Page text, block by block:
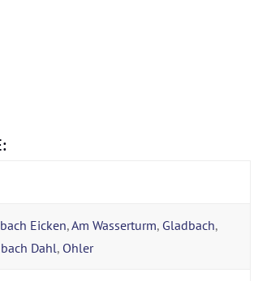
Eicken,Am Wasserturm, Gladbach,
Dahl, Ohler